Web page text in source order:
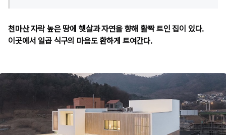
천마산 자락 높은 땅에 햇살과 자연을 향해 활짝 트인 집이 있다.
이곳에서 일곱 식구의 마음도 환하게 트여간다.